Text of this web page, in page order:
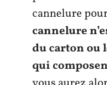
cannelure
cannelure
du carton ou
qui